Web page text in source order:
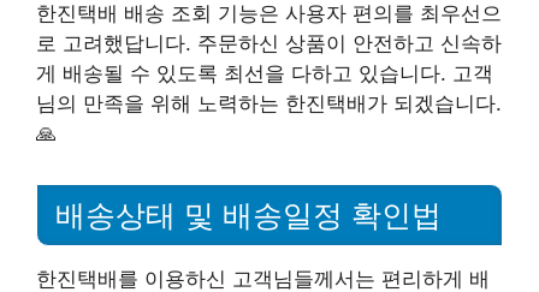
한진택배 배송 조회 기능은 사용자 편의를 최우선으
로 고려했답니다. 주문하신 상품이 안전하고 신속하
게 배송될 수 있도록 최선을 다하고 있습니다. 고객
님의 만족을 위해 노력하는 한진택배가 되겠습니다.
🙏
배송상태 및 배송일정 확인법
한진택배를 이용하신 고객님들께서는 편리하게 배